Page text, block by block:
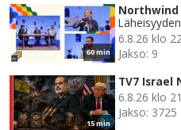
60 min
Northwind
6.8.26 klo
Jakso: 9
15 min
TV7 Israel
6.8.26 klo
Jakso: 3725